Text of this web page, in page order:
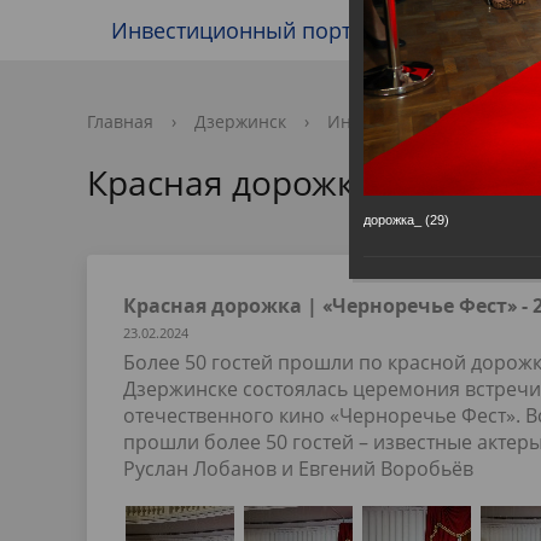
Новости и события городского округа
Газета "Дзержинские ведомости"
Глава города
Муниципальные финансы
Прокуратура информирует
Коммунальное хозяйство
Экономика
Образование
Всероссийская перепись населения
Инвестиционный портал
Инвестиционный уполномоченный
Инфраструктура поддержки бизнеса
и инвесторов
Экопромышленный парк
стандарт
Новости
Новости
Главная › Дзержинск › Информация о городе
Красная дорожка |
Красная дорожка | «Черноречье Фест» -
23.02.2024
Более 50 гостей прошли по красной
Дзержинске состоялась церемония
отечественного кино «Черноречье Фест».
прошли более 50 гостей – известные
Руслан Лобанов и Евгений Воробьёв
дорожка_ (29)